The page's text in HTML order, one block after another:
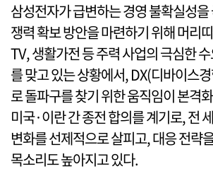
삼성전자가 급변하는 경영 불확실성
쟁력 확보 방안을 마련하기 위해 머리
TV, 생활가전 등 주력 사업의 극심한
를 맞고 있는 상황에서, DX(디바이스
로 돌파구를 찾기 위한 움직임이 본격
미국·이란 간 종전 합의를 계기로, 전
변화를 선제적으로 살피고, 대응 전략
목소리도 높아지고 있다.